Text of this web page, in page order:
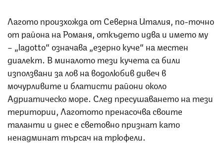
Лагото произхожда от Северна Италия, по-точно
от района на Романя, откъдето идва и името му
– „lagotto“ означава „езерно куче“ на местен
диалект. В миналото тези кучета са били
използвани за лов на водолюбив дивеч в
мочурливите и блатисти райони около
Адриатическо море. След пресушаването на тези
територии, Лаготото пренасочва своите
таланти и днес е световно признат като
ненадминат търсач на трюфели.